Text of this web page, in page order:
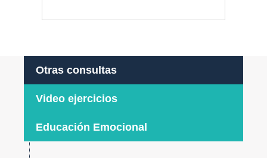
Otras consultas
Video ejercicios
Educación Emocional